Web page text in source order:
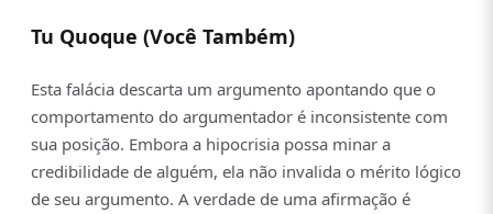
Tu Quoque (Você Também)
Esta falácia descarta um argumento apontando que o
comportamento do argumentador é inconsistente com
sua posição. Embora a hipocrisia possa minar a
credibilidade de alguém, ela não invalida o mérito lógico
de seu argumento. A verdade de uma afirmação é